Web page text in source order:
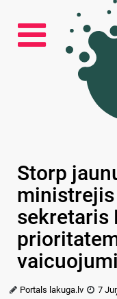
Storp
sekretaris
vaicuojumi
Portals lakuga.lv 7